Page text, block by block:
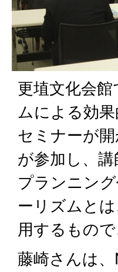
更埴文化会
ムによる効
セミナーが
が参加し、
プランニン
ーリズムと
用するもの
藤崎さんは